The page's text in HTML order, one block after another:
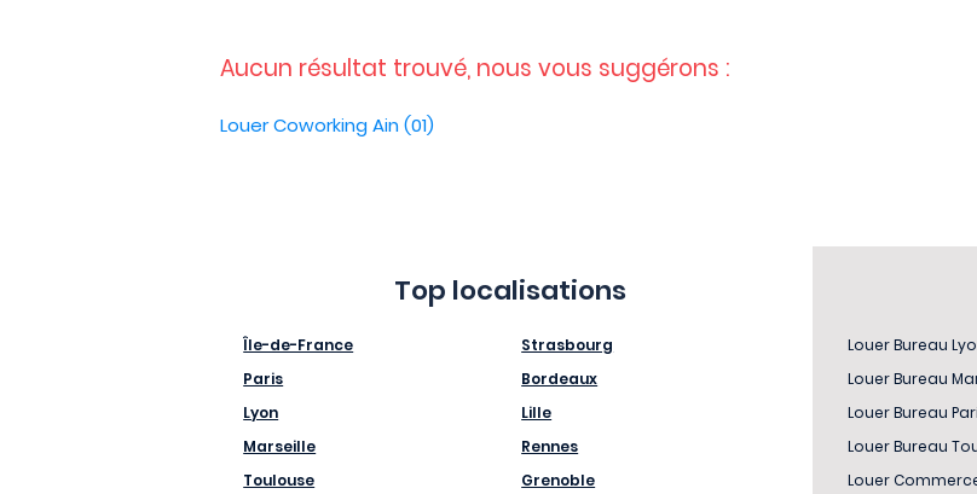
Aucun résultat trouvé, nous vous suggérons :
Louer Coworking Ain (01)
Top localisations
Île-de-France
Paris
Lyon
Marseille
Toulouse
Strasbourg
Bordeaux
Lille
Rennes
Grenoble
Louer Bureau
Louer Bureau
Louer Bureau
Louer Bureau
Louer